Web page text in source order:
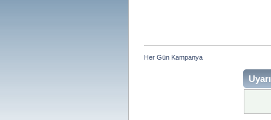
Her Gün Kampanya